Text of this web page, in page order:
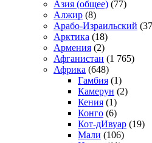
Азия (общее) (77)
Алжир (8)
Арабо-Израильский
Арктика (18)
Армения (2)
Афганистан (1 765)
Африка (648)
Гамбия (1)
Камерун (2)
Кения (1)
Конго (6)
Кот-дИвуар (19)
Мали (106)